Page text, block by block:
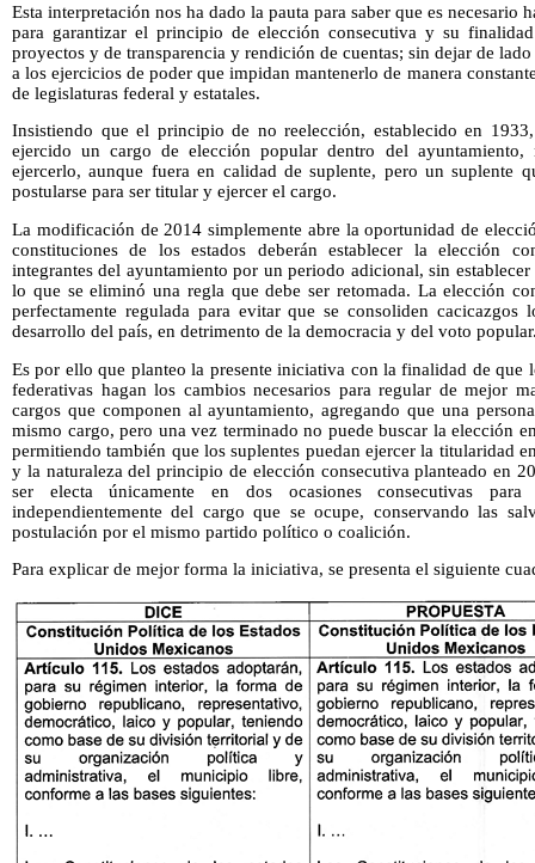
Esta interpretación nos ha dado la pauta para saber que es necesario
para garantizar el principio de elección consecutiva y su
proyectos y de transparencia y rendición de cuentas; sin dejar de
a los ejercicios de poder que impidan mantenerlo de manera
de legislaturas federal y estatales.
Insistiendo que el principio de no reelección, establecido en
ejercido un cargo de elección popular dentro del
ejercerlo, aunque fuera en calidad de suplente, pero un suplente
postularse para ser titular y ejercer el cargo.
La modificación de 2014 simplemente abre la oportunidad de
constituciones de los estados deberán establecer la elección
integrantes del ayuntamiento por un periodo adicional, sin
lo que se eliminó una regla que debe ser retomada. La elección
perfectamente regulada para evitar que se consoliden cacicazgos
desarrollo del país, en detrimento de la democracia y del voto
Es por ello que planteo la presente iniciativa con la finalidad de que
federativas hagan los cambios necesarios para regular de mejor
cargos que componen al ayuntamiento, agregando que una
mismo cargo, pero una vez terminado no puede buscar la elección
permitiendo también que los suplentes puedan ejercer la titularidad
y la naturaleza del principio de elección consecutiva planteado en
ser electa únicamente en dos ocasiones consecutivas
independientemente del cargo que se ocupe, conservando las
postulación por el mismo partido político o coalición.
Para explicar de mejor forma la iniciativa, se presenta el siguiente